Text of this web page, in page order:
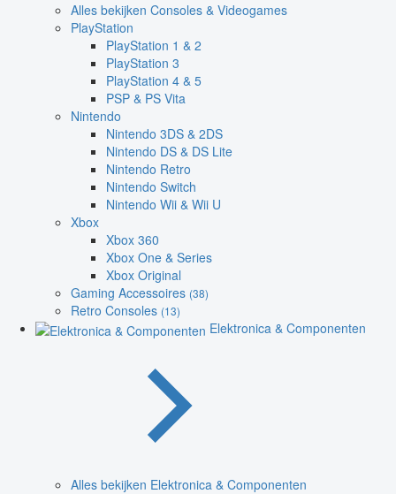
Alles bekijken Consoles & Videogames
PlayStation
PlayStation 1 & 2
PlayStation 3
PlayStation 4 & 5
PSP & PS Vita
Nintendo
Nintendo 3DS & 2DS
Nintendo DS & DS Lite
Nintendo Retro
Nintendo Switch
Nintendo Wii & Wii U
Xbox
Xbox 360
Xbox One & Series
Xbox Original
Gaming Accessoires (38)
Retro Consoles (13)
Elektronica & Componenten
Alles bekijken Elektronica & Componenten